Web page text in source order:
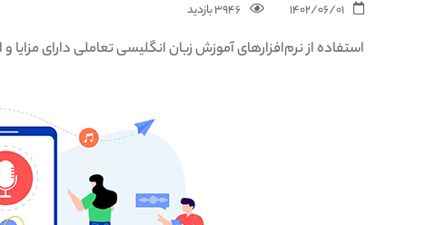
1402/06/01 3946 بازدید‌
استفاده از نرم‌افزارهای آموزش زبان انگلیسی تعاملی دارای